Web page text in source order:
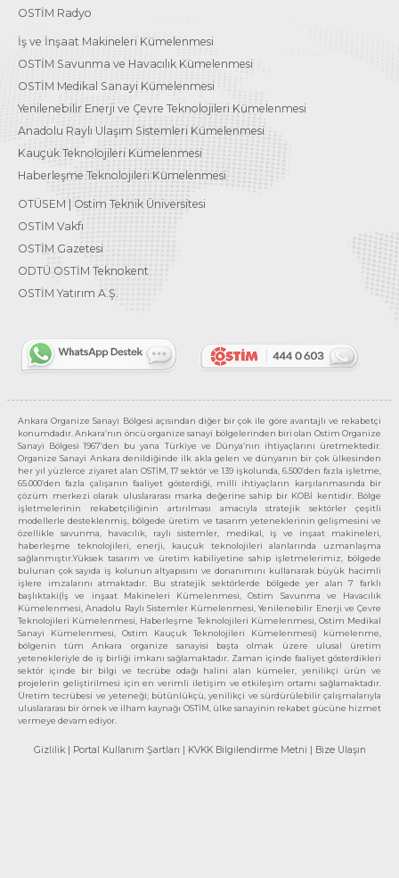
OSTİM Radyo
İş ve İnşaat Makineleri Kümelenmesi
OSTİM Savunma ve Havacılık Kümelenmesi
OSTİM Medikal Sanayi Kümelenmesi
Yenilenebilir Enerji ve Çevre Teknolojileri Kümelenmesi
Anadolu Raylı Ulaşım Sistemleri Kümelenmesi
Kauçuk Teknolojileri Kümelenmesi
Haberleşme Teknolojileri Kümelenmesi
OTÜSEM | Ostim Teknik Üniversitesi
OSTİM Vakfı
OSTİM Gazetesi
ODTÜ OSTİM Teknokent
OSTİM Yatırım A.Ş.
Ankara Organize Sanayi Bölgesi açısından diğer bir çok ile göre avantajlı ve rekabetçi
konumdadır. Ankara’nın öncü organize sanayi bölgelerinden biri olan Ostim Organize
Sanayi Bölgesi 1967’den bu yana Türkiye ve Dünya’nın ihtiyaçlarını üretmektedir.
Organize Sanayi Ankara denildiğinde ilk akla gelen ve dünyanın bir çok ülkesinden
her yıl yüzlerce ziyaret alan OSTİM, 17 sektör ve 139 işkolunda, 6.500’den fazla işletme,
65.000’den fazla çalışanın faaliyet gösterdiği, milli ihtiyaçların karşılanmasında bir
çözüm merkezi olarak uluslararası marka değerine sahip bir KOBİ kentidir. Bölge
işletmelerinin rekabetçiliğinin artırılması amacıyla stratejik sektörler çeşitli
modellerle desteklenmiş, bölgede üretim ve tasarım yeteneklerinin gelişmesini ve
özellikle savunma, havacılık, raylı sistemler, medikal, iş ve inşaat makineleri,
haberleşme teknolojileri, enerji, kauçuk teknolojileri alanlarında uzmanlaşma
sağlanmıştır.Yüksek tasarım ve üretim kabiliyetine sahip işletmelerimiz, bölgede
bulunan çok sayıda iş kolunun altyapısını ve donanımını kullanarak büyük hacimli
işlere imzalarını atmaktadır. Bu stratejik sektörlerde bölgede yer alan 7 farklı
başlıktaki(İş ve inşaat Makineleri Kümelenmesi, Ostim Savunma ve Havacılık
Kümelenmesi, Anadolu Raylı Sistemler Kümelenmesi, Yenilenebilir Enerji ve Çevre
Teknolojileri Kümelenmesi, Haberleşme Teknolojileri Kümelenmesi, Ostim Medikal
Sanayi Kümelenmesi, Ostim Kauçuk Teknolojileri Kümelenmesi) kümelenme,
bölgenin tüm Ankara organize sanayisi başta olmak üzere ulusal üretim
yetenekleriyle de iş birliği imkanı sağlamaktadır. Zaman içinde faaliyet gösterdikleri
sektör içinde bir bilgi ve tecrübe odağı halini alan kümeler, yenilikçi ürün ve
projelerin geliştirilmesi için en verimli iletişim ve etkileşim ortamı sağlamaktadır.
Üretim tecrübesi ve yeteneği; bütünlükçü, yenilikçi ve sürdürülebilir çalışmalarıyla
uluslararası bir örnek ve ilham kaynağı OSTİM, ülke sanayinin rekabet gücüne hizmet
vermeye devam ediyor.
Gizlilik | Portal Kullanım Şartları | KVKK Bilgilendirme Metni | Bize Ulaşın